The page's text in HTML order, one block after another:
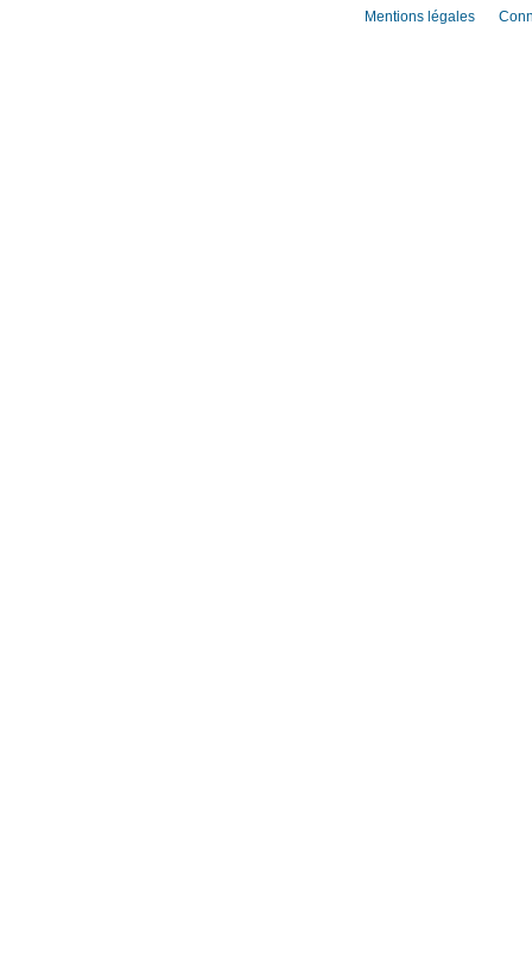
Mentions légales